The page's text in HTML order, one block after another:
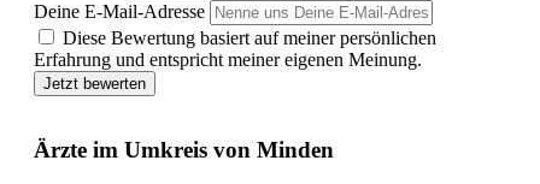
Deine E-Mail-Adresse
Diese Bewertung basiert auf meiner persönlichen
Erfahrung und entspricht meiner eigenen Meinung.
Jetzt bewerten
Ärzte im Umkreis von Minden